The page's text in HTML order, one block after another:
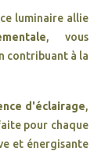
luminaire allie
, vous
contribuant à la
d'éclairage,
pour chaque
et énergisante